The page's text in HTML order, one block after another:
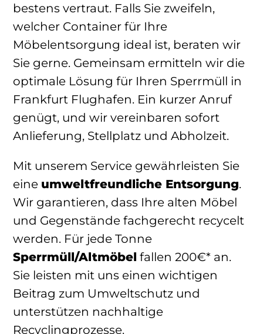
bestens vertraut. Falls Sie zweifeln,
welcher Container für Ihre
Möbelentsorgung ideal ist, beraten wir
Sie gerne. Gemeinsam ermitteln wir die
optimale Lösung für Ihren Sperrmüll in
Frankfurt Flughafen. Ein kurzer Anruf
genügt, und wir vereinbaren sofort
Anlieferung, Stellplatz und Abholzeit.
Mit unserem Service gewährleisten Sie
eine umweltfreundliche Entsorgung.
Wir garantieren, dass Ihre alten Möbel
und Gegenstände fachgerecht recycelt
werden. Für jede Tonne
Sperrmüll/Altmöbel fallen 200€* an.
Sie leisten mit uns einen wichtigen
Beitrag zum Umweltschutz und
unterstützen nachhaltige
Recyclingprozesse.